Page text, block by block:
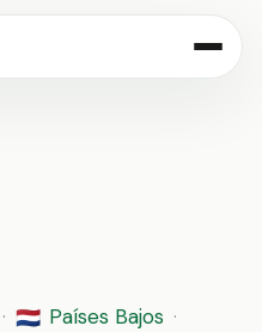
· 🇳🇱 Países Bajos ·